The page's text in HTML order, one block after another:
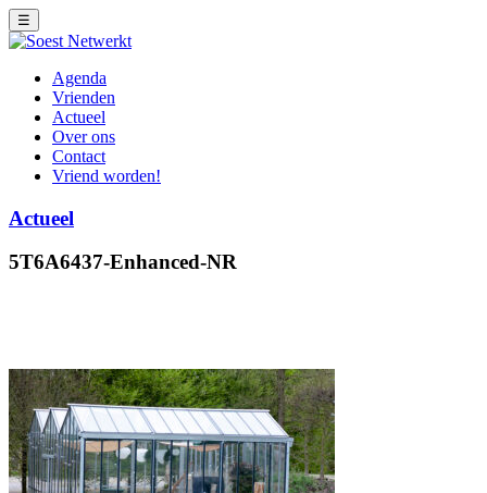
☰
Agenda
Vrienden
Actueel
Over ons
Contact
Vriend worden!
Actueel
5T6A6437-Enhanced-NR